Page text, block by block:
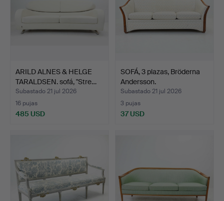
ARILD ALNES & HELGE
TARALDSEN. sofá, "Stre…
Subastado 21 jul 2026
16 pujas
485 USD
SOFÁ, 3 plazas, Bröderna
Andersson.
Subastado 21 jul 2026
3 pujas
37 USD